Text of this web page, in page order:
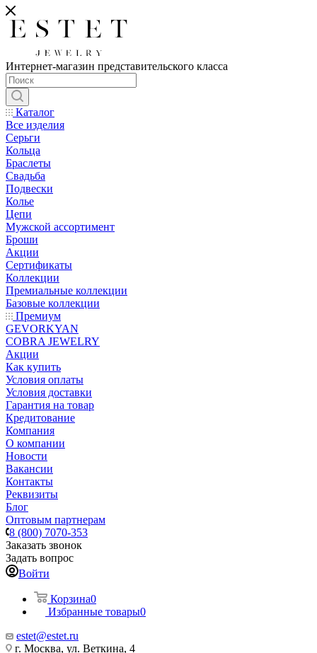
Интернет-магазин представительского класса
Каталог
Все изделия
Серьги
Кольца
Браслеты
Свадьба
Подвески
Колье
Цепи
Мужской ассортимент
Броши
Акции
Сертификаты
Коллекции
Премиальные коллекции
Базовые коллекции
Премиум
GEVORKYAN
COBRA JEWELRY
Акции
Как купить
Условия оплаты
Условия доставки
Гарантия на товар
Кредитование
Компания
О компании
Новости
Вакансии
Контакты
Реквизиты
Блог
Оптовым партнерам
8 (800) 7070-353
Заказать звонок
Задать вопрос
Войти
Корзина0
Избранные товары0
estet@estet.ru
г. Москва, ул. Веткина, 4